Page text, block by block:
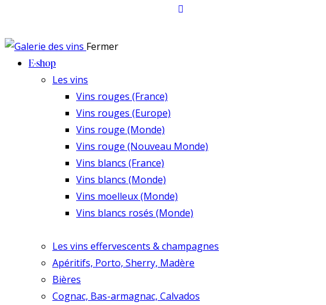
Fermer
E-shop
Les vins
Vins rouges (France)
Vins rouges (Europe)
Vins rouge (Monde)
Vins rouge (Nouveau Monde)
Vins blancs (France)
Vins blancs (Monde)
Vins moelleux (Monde)
Vins blancs rosés (Monde)
Les vins effervescents & champagnes
Apéritifs, Porto, Sherry, Madère
Bières
Cognac, Bas-armagnac, Calvados